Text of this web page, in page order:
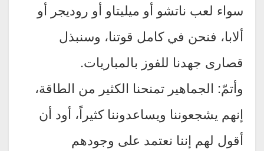
سواء لعب ناتشو أو ميليتاو أو روديجر أو
ألابا، فنحن في كامل قوتنا، وسنبذل
قصارى جهدنا للفوز بالمباريات.
وأتمّ: الجماهير تمنحنا الكثير من الطاقة،
إنهم يشجعوننا ويساعدوننا كثيراً، أود أن
أقول لهم إننا نعتمد على وجودهم